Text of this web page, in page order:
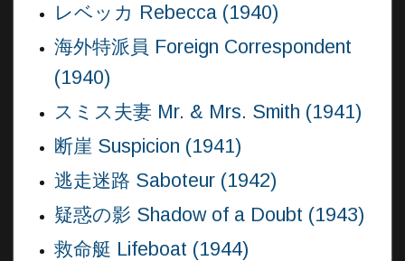
レベッカ Rebecca (1940)
海外特派員 Foreign Correspondent
(1940)
スミス夫妻 Mr. & Mrs. Smith (1941)
断崖 Suspicion (1941)
逃走迷路 Saboteur (1942)
疑惑の影 Shadow of a Doubt (1943)
救命艇 Lifeboat (1944)